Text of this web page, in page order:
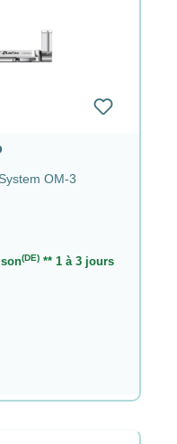
OM-3
(DE) ** 1 à 3 jours